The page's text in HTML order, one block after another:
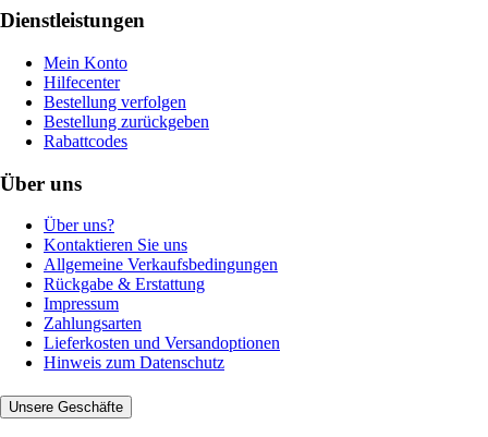
Dienstleistungen
Mein Konto
Hilfecenter
Bestellung verfolgen
Bestellung zurückgeben
Rabattcodes
Über uns
Über uns?
Kontaktieren Sie uns
Allgemeine Verkaufsbedingungen
Rückgabe & Erstattung
Impressum
Zahlungsarten
Lieferkosten und Versandoptionen
Hinweis zum Datenschutz
Unsere Geschäfte